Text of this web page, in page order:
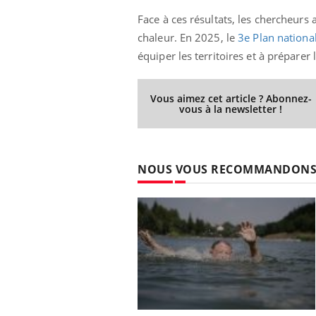
Face à ces résultats, les
chaleur. En 2025, le3e Plan
équiper les territoires et à préparer
Vous aimez cet article ? Abonnez-
vous à la newsletter !
NOUS VOUS RECOMMANDONS
Eczéma Chronique des Mains : se
préparer pour l’été !Youtube
L'été arrive… et avec lui, un tout nouveau